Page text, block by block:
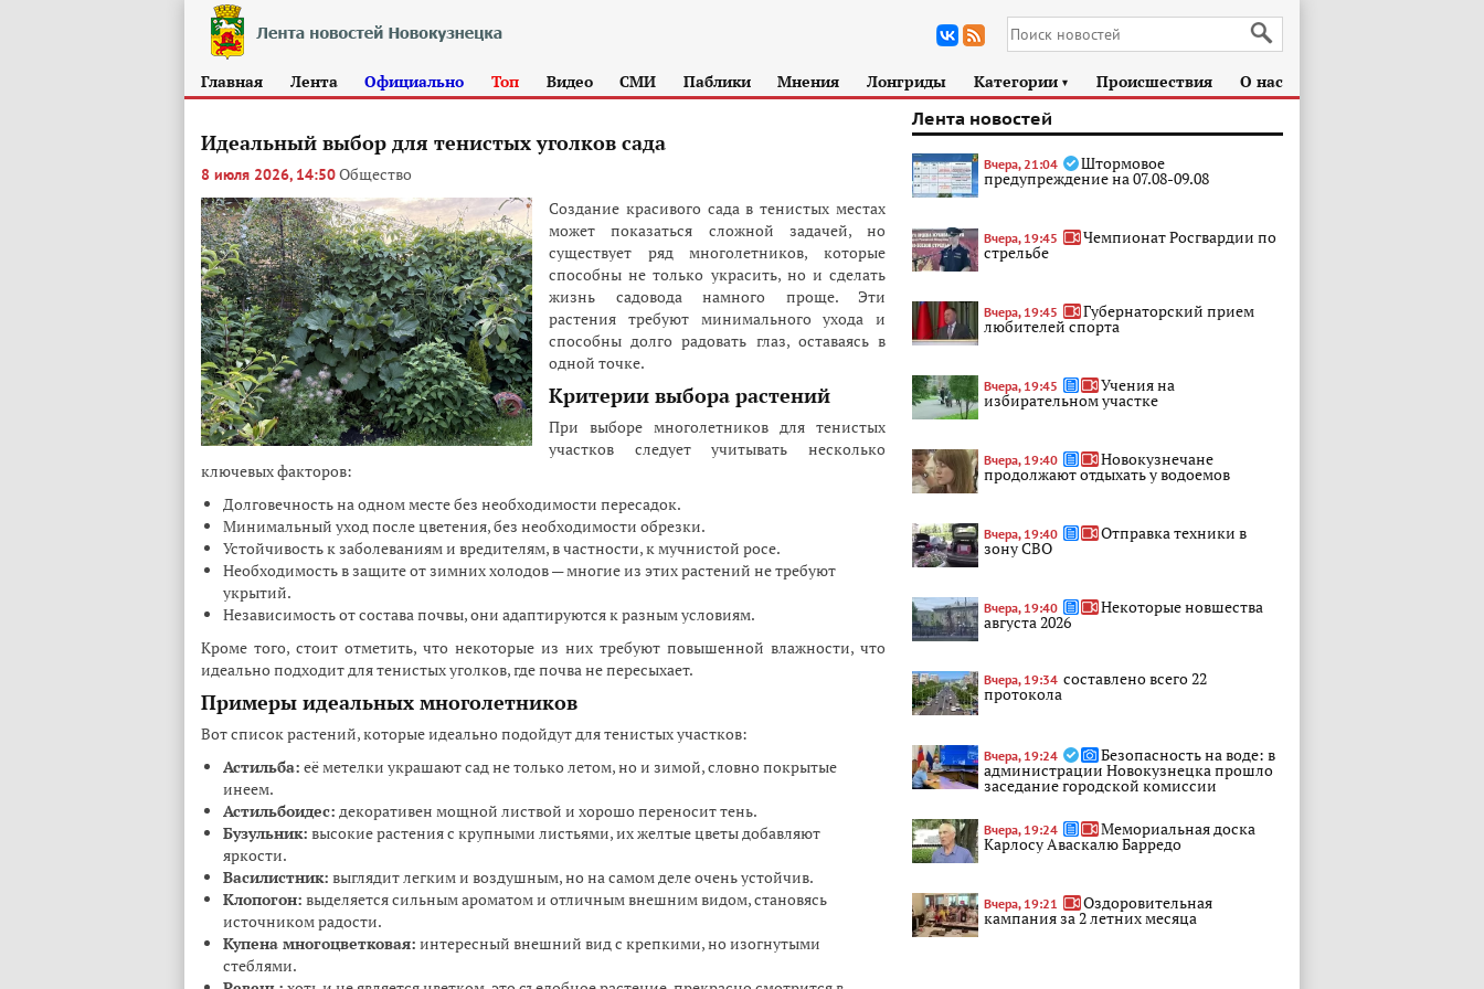
Главная Лента Официально Топ Видео СМИ Паблики Мнения Лонгриды Категории ► Происшествия О нас
Идеальный выбор для тенистых уголков сада
8 июля 2026, 14:50Общество
Создание красивого сада в тенистых местах
может показаться сложной задачей, но
существует ряд многолетников, которые
способны не только украсить, но и сделать
жизнь садовода намного проще. Эти
растения требуют минимального ухода и
способны долго радовать глаз, оставаясь в
одной точке.
Критерии выбора растений
При выборе многолетников для тенистых
участков следует учитывать несколько
ключевых факторов:
Долговечность на одном месте без необходимости пересадок.
Минимальный уход после цветения, без необходимости обрезки.
Устойчивость к заболеваниям и вредителям, в частности, к мучнистой росе.
Необходимость в защите от зимних холодов — многие из этих растений не требуют
укрытий.
Независимость от состава почвы, они адаптируются к разным условиям.
Кроме того, стоит отметить, что некоторые из них требуют повышенной влажности, что
идеально подходит для тенистых уголков, где почва не пересыхает.
Примеры идеальных многолетников
Вот список растений, которые идеально подойдут для тенистых участков:
Астильба: её метелки украшают сад не только летом, но и зимой, словно покрытые
инеем.
Астильбоидес: декоративен мощной листвой и хорошо переносит тень.
Бузульник: высокие растения с крупными листьями, их желтые цветы добавляют
яркости.
Василистник: выглядит легким и воздушным, но на самом деле очень устойчив.
Клопогон: выделяется сильным ароматом и отличным внешним видом, становясь
источником радости.
Купена многоцветковая: интересный внешний вид с крепкими, но изогнутыми
стеблями.
Лента новостей
Вчера, 21:04 Штормовое
предупреждение на 07.08-09.08
Вчера, 19:45 Чемпионат Росгвардии по
стрельбе
Вчера, 19:45 Губернаторский прием
любителей спорта
Вчера, 19:45 Учения на
избирательном участке
Вчера, 19:40 Новокузнечане
продолжают отдыхать у водоемов
Вчера, 19:40 Отправка техники в
зону СВО
Вчера, 19:40 Некоторые новшества
августа 2026
Вчера, 19:34 составлено всего 22
протокола
Вчера, 19:24 Безопасность на воде: в
администрации Новокузнецка прошло
заседание городской комиссии
Вчера, 19:24 Мемориальная доска
Карлосу Аваскалю Барредо
Вчера, 19:21 Оздоровительная
кампания за 2 летних месяца